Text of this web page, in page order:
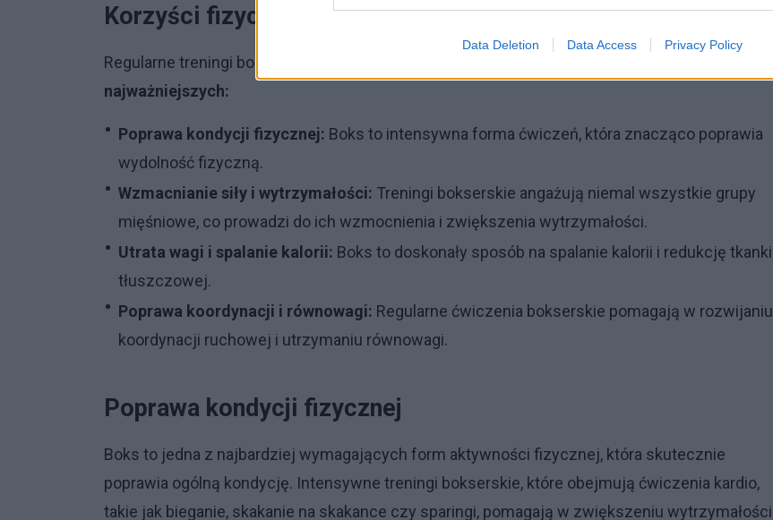
Data Deletion Data Access Privacy Policy
Korzyści fizyczne
Regularne treningi bokserskie przynoszą wiele korzyści fizycznych.
najważniejszych:
Poprawa kondycji fizycznej: Boks to intensywna forma ćwiczeń, która znacząco poprawia
wydolność fizyczną.
Wzmacnianie siły i wytrzymałości: Treningi bokserskie angażują niemal wszystkie grupy
mięśniowe, co prowadzi do ich wzmocnienia i zwiększenia wytrzymałości.
Utrata wagi i spalanie kalorii: Boks to doskonały sposób na spalanie kalorii i redukcję tkanki
tłuszczowej.
Poprawa koordynacji i równowagi: Regularne ćwiczenia bokserskie pomagają w rozwijaniu
koordynacji ruchowej i utrzymaniu równowagi.
Poprawa kondycji fizycznej
Boks to jedna z najbardziej wymagających form aktywności fizycznej, która skutecznie
poprawia ogólną kondycję. Intensywne treningi bokserskie, które obejmują ćwiczenia kardio,
takie jak bieganie, skakanie na skakance czy sparingi, pomagają w zwiększeniu wytrzymałości